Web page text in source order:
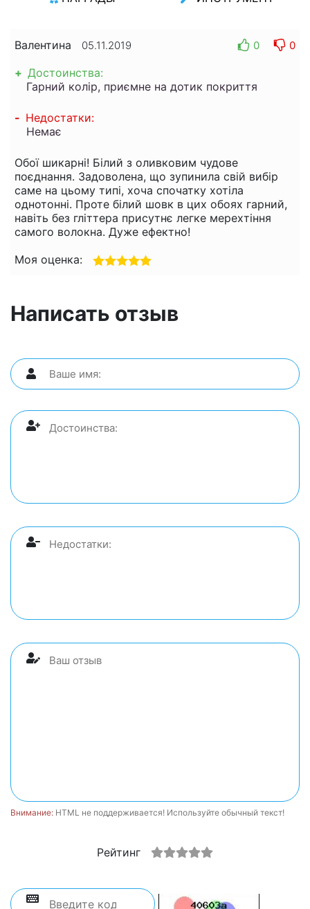
Валентина 05.11.2019 0 0
+ Достоинства:
Гарний колір, приємне на дотик покриття
- Недостатки:
Немає
Обої шикарні! Білий з оливковим чудове
поєднання. Задоволена, що зупинила свій вибір
саме на цьому типі, хоча спочатку хотіла
однотонні. Проте білий шовк в цих обоях гарний,
навіть без гліттера присутнє легке мерехтіння
самого волокна. Дуже ефектно!
Моя оценка:
Написать отзыв
Внимание: HTML не поддерживается! Используйте обычный текст!
Рейтинг